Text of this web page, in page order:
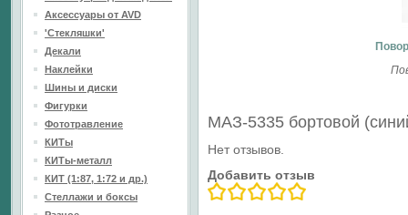
МАЗ-5335 бортовой
Нет отзывов.
Добавить отзыв
Аксессуары от AVD
'Стекляшки'
Декали
Наклейки
Шины и диски
Фигурки
Фототравление
КИТы
КИТы-металл
КИТ (1:87, 1:72 и др.)
Стеллажи и боксы